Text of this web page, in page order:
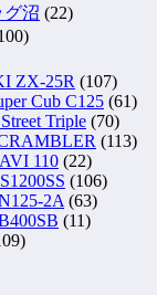
グ沼 (22)
ZX-25R (107)
Cub C125 (61)
Triple (70)
(113)
110 (22)
(106)
2A (63)
(11)